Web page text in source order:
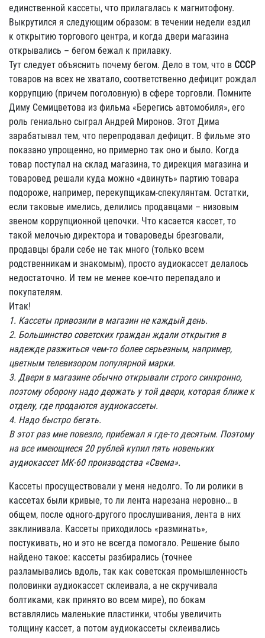
единственной кассеты, что прилагалась к магнитофону.
Выкрутился я следующим образом: в течении недели ездил
к открытию торгового центра, и когда двери магазина
открывались – бегом бежал к прилавку.
Тут следует объяснить почему бегом. Дело в том, что в СССР
товаров на всех не хватало, соответственно дефицит рождал
коррупцию (причем поголовную) в сфере торговли. Помните
Диму Семицветова из фильма «Берегись автомобиля», его
роль гениально сыграл Андрей Миронов. Этот Дима
зарабатывал тем, что перепродавал дефицит. В фильме это
показано упрощенно, но примерно так оно и было. Когда
товар поступал на склад магазина, то дирекция магазина и
товаровед решали куда можно «двинуть» партию товара
подороже, например, перекупщикам-спекулянтам. Остатки,
если таковые имелись, делились продавцами – низовым
звеном коррупционной цепочки. Что касается кассет, то
такой мелочью директора и товароведы брезговали,
продавцы брали себе не так много (только всем
родственникам и знакомым), просто аудиокассет делалось
недостаточно. И тем не менее кое-что перепадало и
покупателям.
Итак!
1. Кассеты привозили в магазин не каждый день.
2. Большинство советских граждан ждали открытия в
надежде разжиться чем-то более серьезным, например,
цветным телевизором популярной марки.
3. Двери в магазине обычно открывали строго синхронно,
поэтому оборону надо держать у той двери, которая ближе к
отделу, где продаются аудиокассеты.
4. Надо быстро бегать.
В этот раз мне повезло, прибежал я где-то десятым. Поэтому
на все имеющиеся 20 рублей купил пять новеньких
аудиокассет МК-60 производства «Свема».
Кассеты просуществовали у меня недолго. То ли ролики в
кассетах были кривые, то ли лента нарезана неровно… в
общем, после одного-другого прослушивания, лента в них
заклинивала. Кассеты приходилось «разминать»,
постукивать, но и это не всегда помогало. Решение было
найдено такое: кассеты разбирались (точнее
разламывались вдоль, так как советская промышленность
половинки аудиокассет склеивала, а не скручивала
болтиками, как принято во всем мире), по бокам
вставлялись маленькие пластинки, чтобы увеличить
толщину кассет, а потом аудиокассеты склеивались